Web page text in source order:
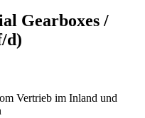
Gearboxes /
d)
Vertrieb im Inland und